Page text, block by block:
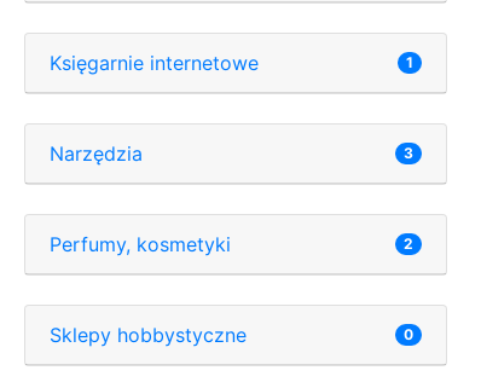
Księgarnie internetowe 1
Narzędzia 3
Perfumy, kosmetyki 2
Sklepy hobbystyczne 0